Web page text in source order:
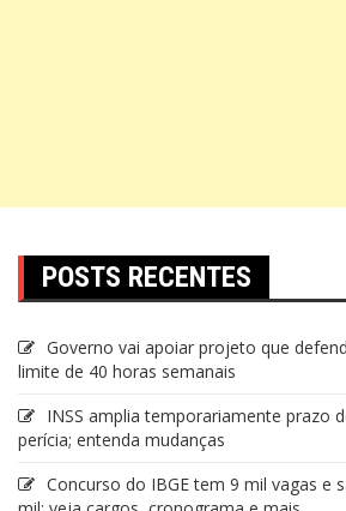
POSTS RECENTES
Governo vai apoiar projeto que
limite de 40 horas semanais
INSS amplia temporariamente prazo
perícia; entenda mudanças
Concurso do IBGE tem 9 mil vagas e